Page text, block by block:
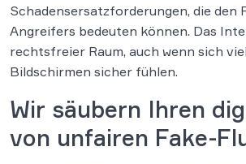
Schadensersatzforderungen, die den
Angreifers bedeuten können. Das
rechtsfreier Raum, auch wenn sich
Bildschirmen sicher fühlen.
Wir säubern Ihren
von unfairen Fake-